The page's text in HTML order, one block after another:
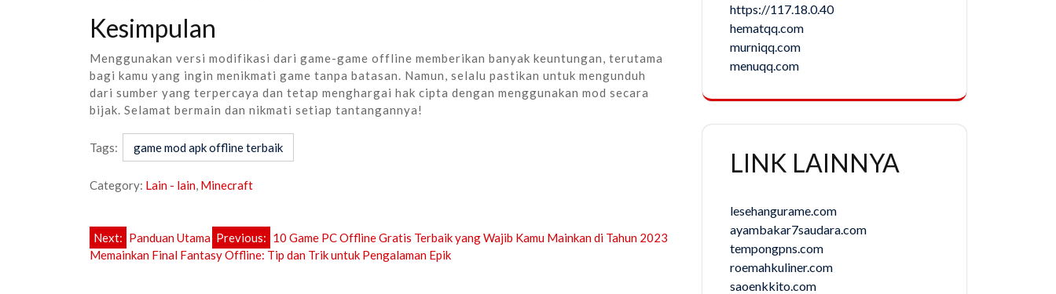
Kesimpulan
Menggunakan versi modifikasi dari game-game offline memberikan banyak keuntungan, terutama
bagi kamu yang ingin menikmati game tanpa batasan. Namun, selalu pastikan untuk mengunduh
dari sumber yang terpercaya dan tetap menghargai hak cipta dengan menggunakan mod secara
bijak. Selamat bermain dan nikmati setiap tantangannya!
Tags: game mod apk offline terbaik
Category: Lain - lain, Minecraft
Post
Previous: 10 Game PC Offline Gratis Terbaik yang Wajib Kamu Mainkan di Tahun 2023
Next: Panduan Utama
Memainkan Final Fantasy Offline: Tip dan Trik untuk Pengalaman Epik
https://117.18.0.40
hematqq.com
murniqq.com
menuqq.com
LINK LAINNYA
lesehangurame.com
ayambakar7saudara.com
tempongpns.com
roemahkuliner.com
saoenkkito.com